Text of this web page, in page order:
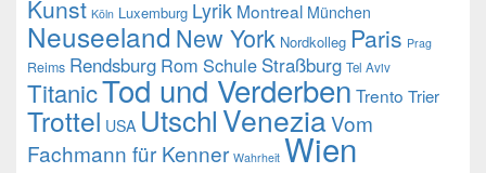
Kunst Köln Luxemburg Lyrik Montreal München
Neuseeland New York Nordkolleg Paris Prag
Reims Rendsburg Rom Schule Straßburg Tel Aviv
TitanicTod und Verderben Trento Trier
Trottel USA UtschlVeneziaVom
Fachmann für Kenner Wahrheit Wien